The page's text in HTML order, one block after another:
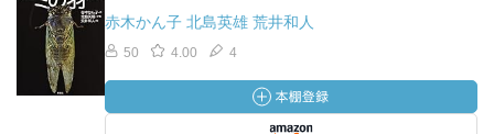
赤木かん子 北島英雄 荒井和人
50 4.00 4